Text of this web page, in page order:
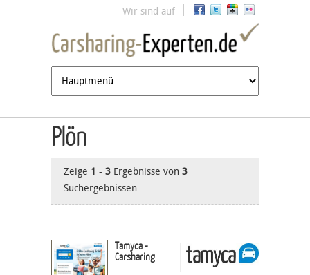
Jump to navigation
Wir sind auf
Plön
Zeige 1 - 3 Ergebnisse von 3
Suchergebnissen.
Tamyca -
Carsharing